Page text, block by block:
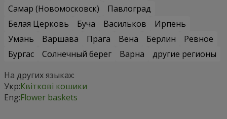
Самар (Новомосковск)
Павлоград
Белая Церковь
Буча Васильков
Ирпень
Умань
Варшава Прага Вена Берлин
Ревное
Бургас
Солнечный берег Варна
другие регионы
На других языках:
Укр:Квіткові кошики
Eng:Flower baskets